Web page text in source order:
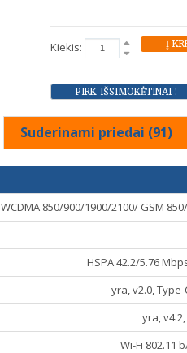
Kiekis:
Suderinami priedai (91)
WCDMA 850/900/1900/2100/ GSM
HSPA 42.2/5.76
yra, v2.0,
yra, v4.2,
Wi-Fi 802.11